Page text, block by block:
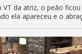
VT da atriz, o peão
ela apareceu e o